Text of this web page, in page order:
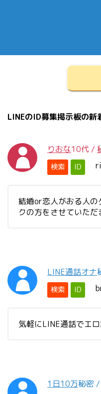
LINEのID募集掲示板の
りおな10代 /
検索 ID
結婚or恋人がおる人の
クの方をさせていただ
LINE通話オナ
検索 ID
気軽にLINE通話でエ
1日10万秘密 /